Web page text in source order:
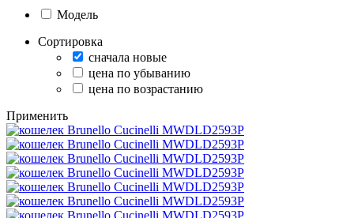
Модель
Сортировка
сначала новые
цена по убыванию
цена по возрастанию
Применить